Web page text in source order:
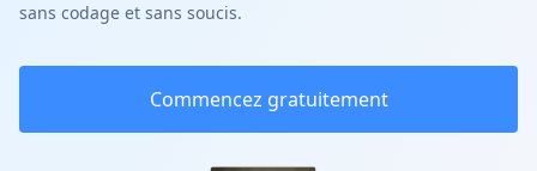
sans codage et sans soucis.
Commencez gratuitement